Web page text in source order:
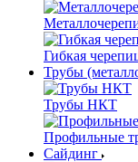
Гибкая
Трубы
Трубы НКТ
Профильные
Сайдинг